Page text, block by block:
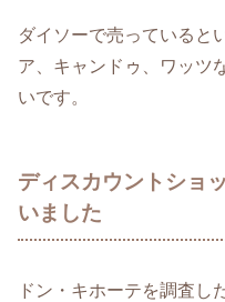
ダイソーで売っていると
ア、キャンドゥ、ワッツ
いです。
ディスカウントショ
いました
ドン・キホーテを調査し